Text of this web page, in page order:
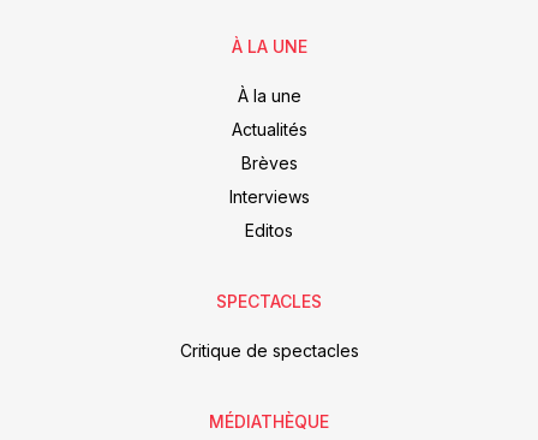
À LA UNE
À la une
Actualités
Brèves
Interviews
Editos
SPECTACLES
Critique de spectacles
MÉDIATHÈQUE